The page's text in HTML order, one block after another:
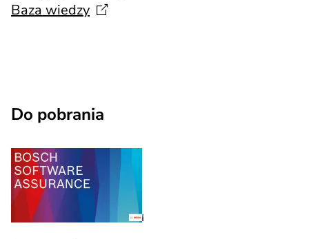
Baza wiedzy
Do pobrania